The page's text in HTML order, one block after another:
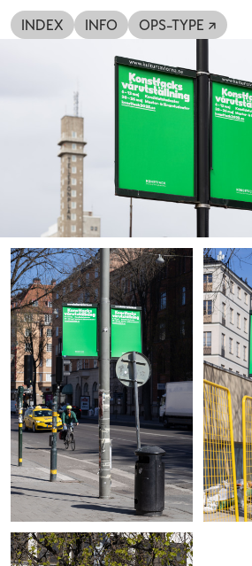
INDEX INFO OPS-TYPE ↗